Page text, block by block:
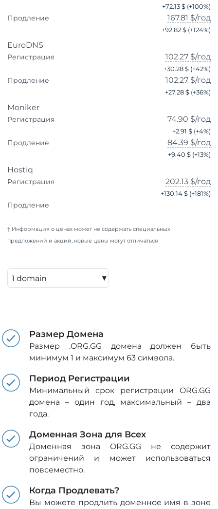
+72.13 $ (+100%)
Продление 167.81 $/год
+92.82 $ (+124%)
EuroDNS
Регистрация 102.27 $/год
+30.28 $ (+42%)
Продление 102.27 $/год
+27.28 $ (+36%)
Moniker
Регистрация 74.90 $/год
+2.91 $ (+4%)
Продление 84.39 $/год
+9.40 $ (+13%)
Hostiq
Регистрация 202.13 $/год
+130.14 $ (+181%)
Продление
† Информация о ценах может не содержать специальных
предложений и акций, новые цены могут отличаться
▾
Размер Домена
Размер .ORG.GG домена должен быть
минимум 1 и максимум 63 символа.
Период Регистрации
Минимальный срок регистрации ORG.GG
домена – один год, максимальный – два
года.
Доменная Зона для Всех
Доменная зона ORG.GG не содержит
ограничений и может использоваться
повсеместно.
Когда Продлевать?
Вы можете продлить доменное имя в зоне